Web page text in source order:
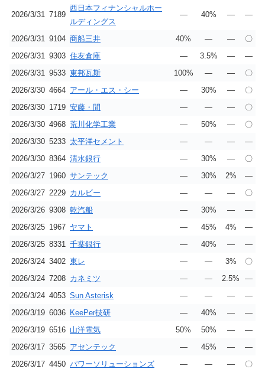
2026/3/31 7189
西日本フィナンシャルホー
ルディングス
― 40% ― ―
2026/3/31 9104 商船三井 40% ― ―
〇
2026/3/31 9303 住友倉庫 ― 3.5% ―
―
2026/3/31 9533 東邦瓦斯 100% ― ―
〇
2026/3/30 4664 アール・エス・シー ― 30% ―
〇
2026/3/30 1719 安藤・間 ― ― ―
〇
2026/3/30 4968 荒川化学工業 ― 50% ―
〇
2026/3/30 5233 太平洋セメント ― ― ―
―
2026/3/30 8364 清水銀行 ― 30% ―
〇
2026/3/27 1960 サンテック ― 30% 2%
―
2026/3/27 2229 カルビー ― ― ―
〇
2026/3/26 9308 乾汽船 ― 30% ―
―
2026/3/25 1967 ヤマト ― 45% 4%
―
2026/3/25 8331 千葉銀行 ― 40% ―
―
2026/3/24 3402 東レ ― ― 3%
〇
2026/3/24 7208 カネミツ ― ― 2.5%
―
2026/3/24 4053 Sun Asterisk ― ― ―
―
2026/3/19 6036 KeePer技研 ― 40% ―
―
2026/3/19 6516 山洋電気 50% 50% ―
―
2026/3/17 3565 アセンテック ― 45% ―
―
2026/3/17 4450 パワーソリューションズ ― ― ―
〇